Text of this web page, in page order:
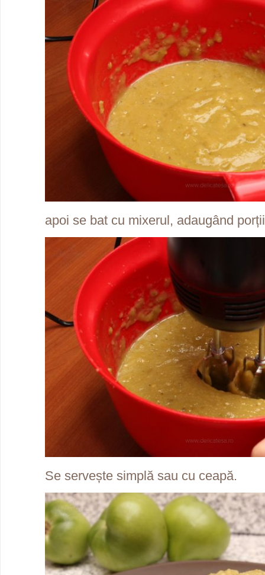
apoi se bat cu mixerul, adaugând
Se servește simplă sau cu ceapă.